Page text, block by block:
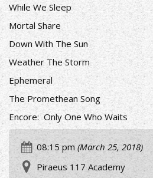
While We Sleep
Mortal Share
Down With The Sun
Weather The Storm
Ephemeral
The Promethean Song
Encore: Only One Who Waits
08:15 pm (March 25, 2018)
Piraeus 117 Academy